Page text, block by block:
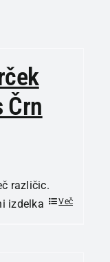
Črn
različic.
izdelka
Več